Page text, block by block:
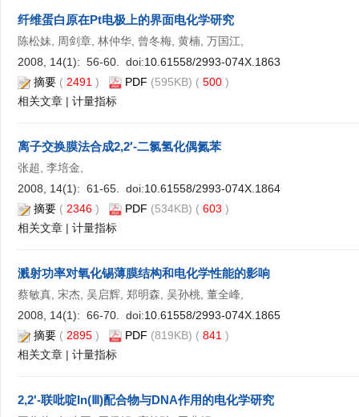
纤维蛋白原在Pt电极上的界面电化学研究
陈松妹, 周剑章, 林仲华, 曾冬梅, 黄楠, 万国江,
2008, 14(1): 56-60. doi:10.61558/2993-074X.1863
摘要 ( 2491 ) PDF (595KB) ( 500 )
相关文章 | 计量指标
离子交换膜法合成2,2′-二氯氢化偶氮苯
张超, 李培金,
2008, 14(1): 61-65. doi:10.61558/2993-074X.1864
摘要 ( 2346 ) PDF (534KB) ( 603 )
相关文章 | 计量指标
溅射功率对氧化锡薄膜结构和电化学性能的影响
蔡敏真, 宋杰, 吴启辉, 郑明森, 吴孙桃, 董全峰,
2008, 14(1): 66-70. doi:10.61558/2993-074X.1865
摘要 ( 2895 ) PDF (819KB) ( 841 )
相关文章 | 计量指标
2,2'-联吡啶In(Ⅲ)配合物与DNA作用的电化学研究